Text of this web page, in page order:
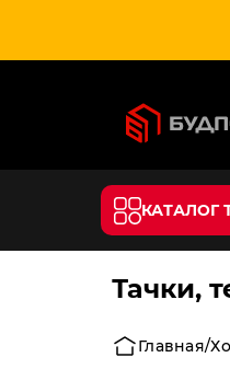
КАТАЛОГ
Тачки,
Главная